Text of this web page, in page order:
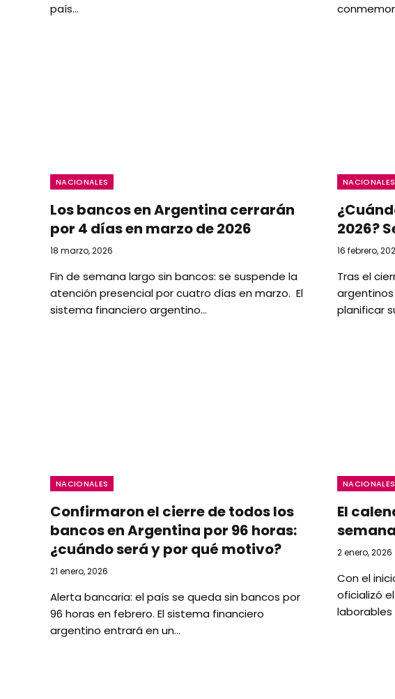
país…
NACIONALES
Los bancos en Argentina cerrarán
por 4 días en marzo de 2026
18 marzo, 2026
Fin de semana largo sin bancos: se suspende la
atención presencial por cuatro días en marzo. El
sistema financiero argentino…
NACIONALES
2026?
16 febrero,
Tras el
planificar
NACIONALES
Confirmaron el cierre de todos los
bancos en Argentina por 96 horas:
¿cuándo será y por qué motivo?
21 enero, 2026
Alerta bancaria: el país se queda sin bancos por
96 horas en febrero. El sistema financiero
argentino entrará en un…
NACIONALES
El
2 enero, 2026
Con el
oficializó